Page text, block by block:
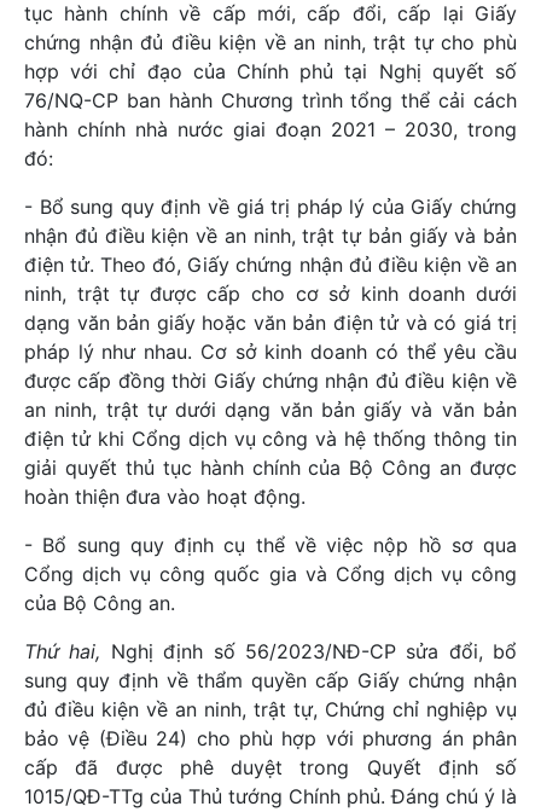
tục hành chính về cấp mới, cấp đổi, cấp lại Giấy
chứng nhận đủ điều kiện về an ninh, trật tự cho phù
hợp với chỉ đạo của Chính phủ tại Nghị quyết số
76/NQ-CP ban hành Chương trình tổng thể cải cách
hành chính nhà nước giai đoạn 2021 – 2030, trong
đó:
- Bổ sung quy định về giá trị pháp lý của Giấy chứng
nhận đủ điều kiện về an ninh, trật tự bản giấy và bản
điện tử. Theo đó, Giấy chứng nhận đủ điều kiện về an
ninh, trật tự được cấp cho cơ sở kinh doanh dưới
dạng văn bản giấy hoặc văn bản điện tử và có giá trị
pháp lý như nhau. Cơ sở kinh doanh có thể yêu cầu
được cấp đồng thời Giấy chứng nhận đủ điều kiện về
an ninh, trật tự dưới dạng văn bản giấy và văn bản
điện tử khi Cổng dịch vụ công và hệ thống thông tin
giải quyết thủ tục hành chính của Bộ Công an được
hoàn thiện đưa vào hoạt động.
- Bổ sung quy định cụ thể về việc nộp hồ sơ qua
Cổng dịch vụ công quốc gia và Cổng dịch vụ công
của Bộ Công an.
Thứ hai, Nghị định số 56/2023/NĐ-CP sửa đổi, bổ
sung quy định về thẩm quyền cấp Giấy chứng nhận
đủ điều kiện về an ninh, trật tự, Chứng chỉ nghiệp vụ
bảo vệ (Điều 24) cho phù hợp với phương án phân
cấp đã được phê duyệt trong Quyết định số
1015/QĐ-TTg của Thủ tướng Chính phủ. Đáng chú ý là